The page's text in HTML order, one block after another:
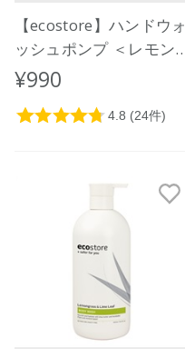
【ecostore】ハンドウォ
ッシュポンプ ＜レモン
グラス＆ライムリーフ＞
¥990